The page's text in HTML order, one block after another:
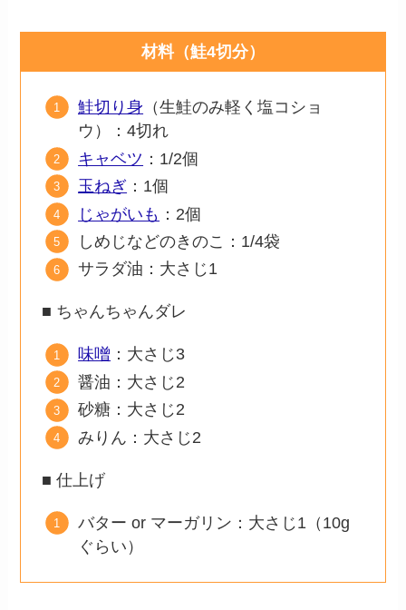
材料（鮭4切分）
鮭切り身 （生鮭のみ軽く塩コショ
ウ）：4切れ
キャベツ ：1/2個
玉ねぎ ：1個
じゃがいも ：2個
しめじなどのきのこ：1/4袋
サラダ油：大さじ1
■ ちゃんちゃんダレ
味噌 ：大さじ3
醤油：大さじ2
砂糖：大さじ2
みりん：大さじ2
■ 仕上げ
バター or マーガリン：大さじ1（10g
ぐらい）